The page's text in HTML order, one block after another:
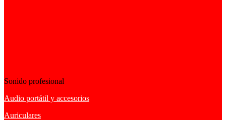
Sonido profesional
Audio portátil y accesorios
Auriculares